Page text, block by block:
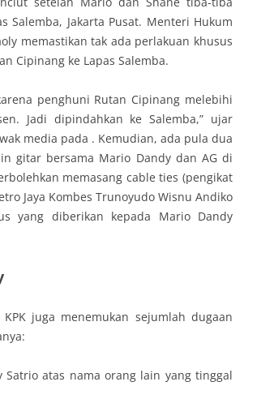
Salemba, Jakarta Pusat. Menteri Hukum
memastikan tak ada perlakuan khusus
Cipinang ke Lapas Salemba.
penghuni Rutan Cipinang melebihi
Jadi dipindahkan ke Salemba,” ujar
media pada . Kemudian, ada pula dua
gitar bersama Mario Dandy dan AG di
memasang cable ties (pengikat
Jaya Kombes Trunoyudo Wisnu Andiko
yang diberikan kepada Mario Dandy
juga menemukan sejumlah dugaan
atas nama orang lain yang tinggal